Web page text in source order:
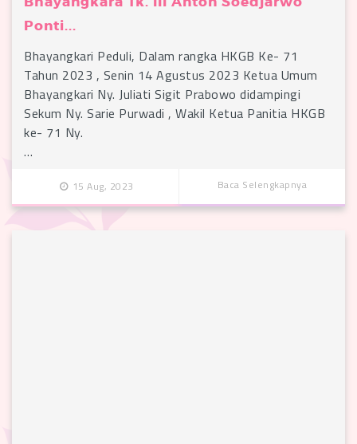
Ponti...
Bhayangkari Peduli, Dalam rangka HKGB Ke- 71
Tahun 2023 , Senin 14 Agustus 2023 Ketua Umum
Bhayangkari Ny. Juliati Sigit Prabowo didampingi
Sekum Ny. Sarie Purwadi , Wakil Ketua Panitia HKGB
ke- 71 Ny.
…
15 Aug, 2023 Baca Selengkapnya